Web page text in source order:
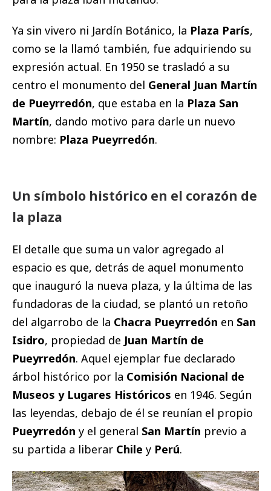
Ya sin vivero ni Jardín Botánico, la Plaza París,
como se la llamó también, fue adquiriendo su
expresión actual. En 1950 se trasladó a su
centro el monumento del General Juan Martín
de Pueyrredón, que estaba en la Plaza San
Martín, dando motivo para darle un nuevo
nombre: Plaza Pueyrredón.
Un símbolo histórico en el corazón de
la plaza
El detalle que suma un valor agregado al
espacio es que, detrás de aquel monumento
que inauguró la nueva plaza, y la última de las
fundadoras de la ciudad, se plantó un retoño
del algarrobo de la Chacra Pueyrredón en San
Isidro, propiedad de Juan Martín de
Pueyrredón. Aquel ejemplar fue declarado
árbol histórico por la Comisión Nacional de
Museos y Lugares Históricos en 1946. Según
las leyendas, debajo de él se reunían el propio
Pueyrredón y el general San Martín previo a
su partida a liberar Chile y Perú.